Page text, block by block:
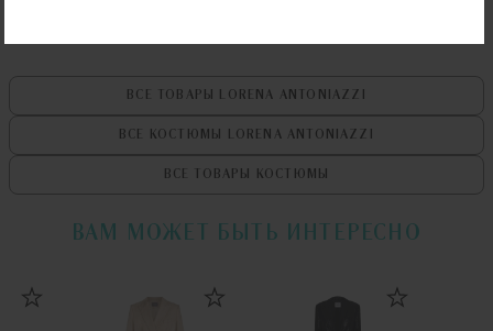
ВСЕ ТОВАРЫ LORENA ANTONIAZZI
ВСЕ КОСТЮМЫ LORENA ANTONIAZZI
ВСЕ ТОВАРЫ КОСТЮМЫ
ВАМ МОЖЕТ БЫТЬ ИНТЕРЕСНО